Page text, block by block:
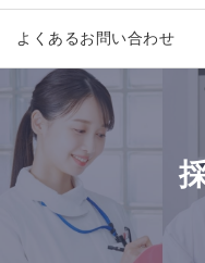
よくあるお問い合わせ